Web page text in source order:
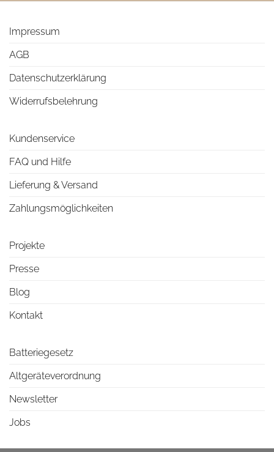
Impressum
AGB
Datenschutzerklärung
Widerrufsbelehrung
Kundenservice
FAQ und Hilfe
Lieferung & Versand
Zahlungsmöglichkeiten
Projekte
Presse
Blog
Kontakt
Batteriegesetz
Altgeräteverordnung
Newsletter
Jobs